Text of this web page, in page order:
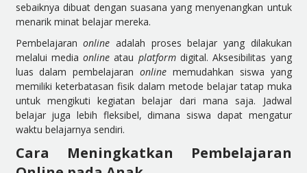
sebaiknya dibuat dengan suasana yang menyenangkan untuk
menarik minat belajar mereka.
Pembelajaranonline adalah proses belajar yang dilakukan
melalui mediaonline atau platform digital. Aksesibilitas yang
luas dalam pembelajaran online memudahkan siswa yang
memiliki keterbatasan fisik dalam metode belajar tatap muka
untuk mengikuti kegiatan belajar dari mana saja. Jadwal
belajar juga lebih fleksibel, dimana siswa dapat mengatur
waktu belajarnya sendiri.
Cara Meningkatkan Pembelajaran